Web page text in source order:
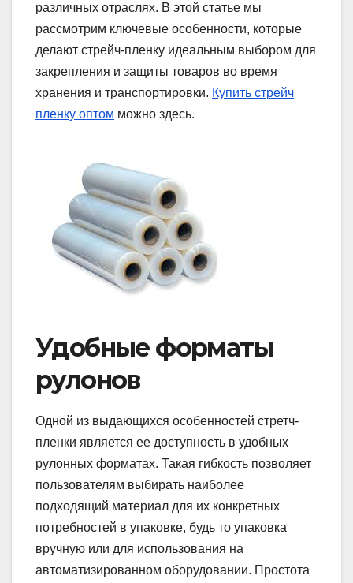
различных отраслях. В этой статье мы
рассмотрим ключевые особенности, которые
делают стрейч-пленку идеальным выбором для
закрепления и защиты товаров во время
хранения и транспортировки. Купить стрейч
пленку оптом можно здесь.
Удобные форматы
рулонов
Одной из выдающихся особенностей стретч-
пленки является ее доступность в удобных
рулонных форматах. Такая гибкость позволяет
пользователям выбирать наиболее
подходящий материал для их конкретных
потребностей в упаковке, будь то упаковка
вручную или для использования на
автоматизированном оборудовании. Простота